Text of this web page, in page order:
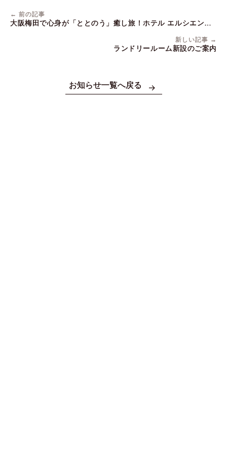
← 前の記事
大阪梅田で心身が「ととのう」癒し旅！ホテル エルシエント
新しい記事 →
ランドリールーム新設のご案内
お知らせ一覧へ戻る